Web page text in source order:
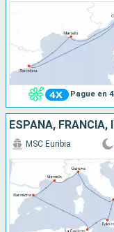
Pague en
ESPAÑA, FRANCIA,
MSC Euribia